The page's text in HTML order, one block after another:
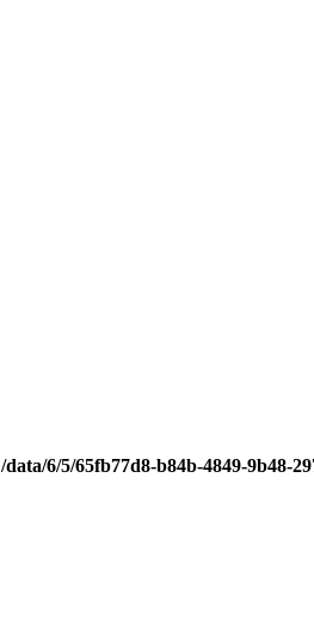
/data/6/5/65fb77d8-b84b-4849-9b48-